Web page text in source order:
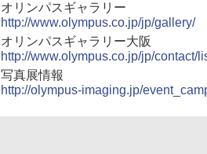
オリンパスギャラリー
http://www.olympus.co.jp/jp/gallery/
オリンパスギャラリー大阪
http://www.olympus.co.jp/jp/contact/
写真展情報
http://olympus-imaging.jp/